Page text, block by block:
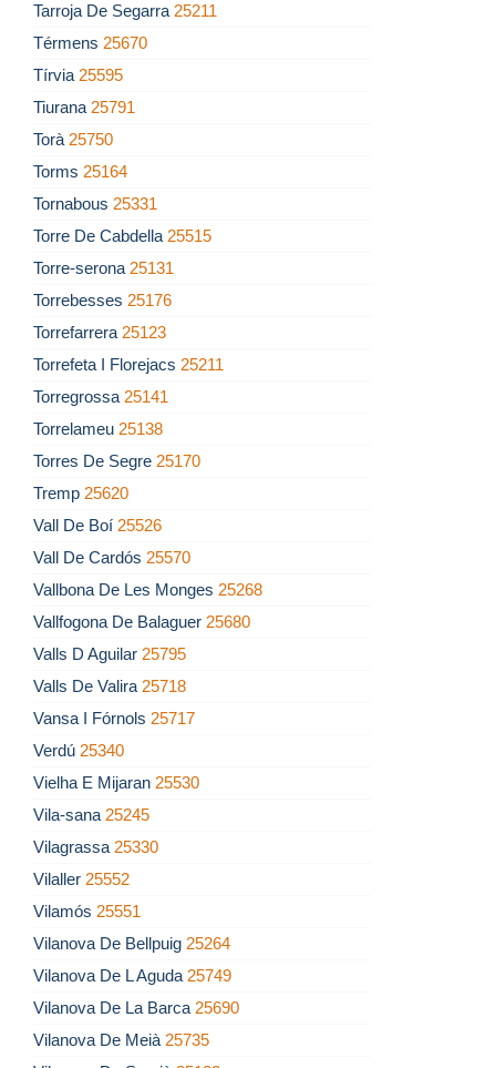
Tarroja De Segarra 25211
Térmens 25670
Tírvia 25595
Tiurana 25791
Torà 25750
Torms 25164
Tornabous 25331
Torre De Cabdella 25515
Torre-serona 25131
Torrebesses 25176
Torrefarrera 25123
Torrefeta I Florejacs 25211
Torregrossa 25141
Torrelameu 25138
Torres De Segre 25170
Tremp 25620
Vall De Boí 25526
Vall De Cardós 25570
Vallbona De Les Monges 25268
Vallfogona De Balaguer 25680
Valls D Aguilar 25795
Valls De Valira 25718
Vansa I Fórnols 25717
Verdú 25340
Vielha E Mijaran 25530
Vila-sana 25245
Vilagrassa 25330
Vilaller 25552
Vilamós 25551
Vilanova De Bellpuig 25264
Vilanova De L Aguda 25749
Vilanova De La Barca 25690
Vilanova De Meià 25735